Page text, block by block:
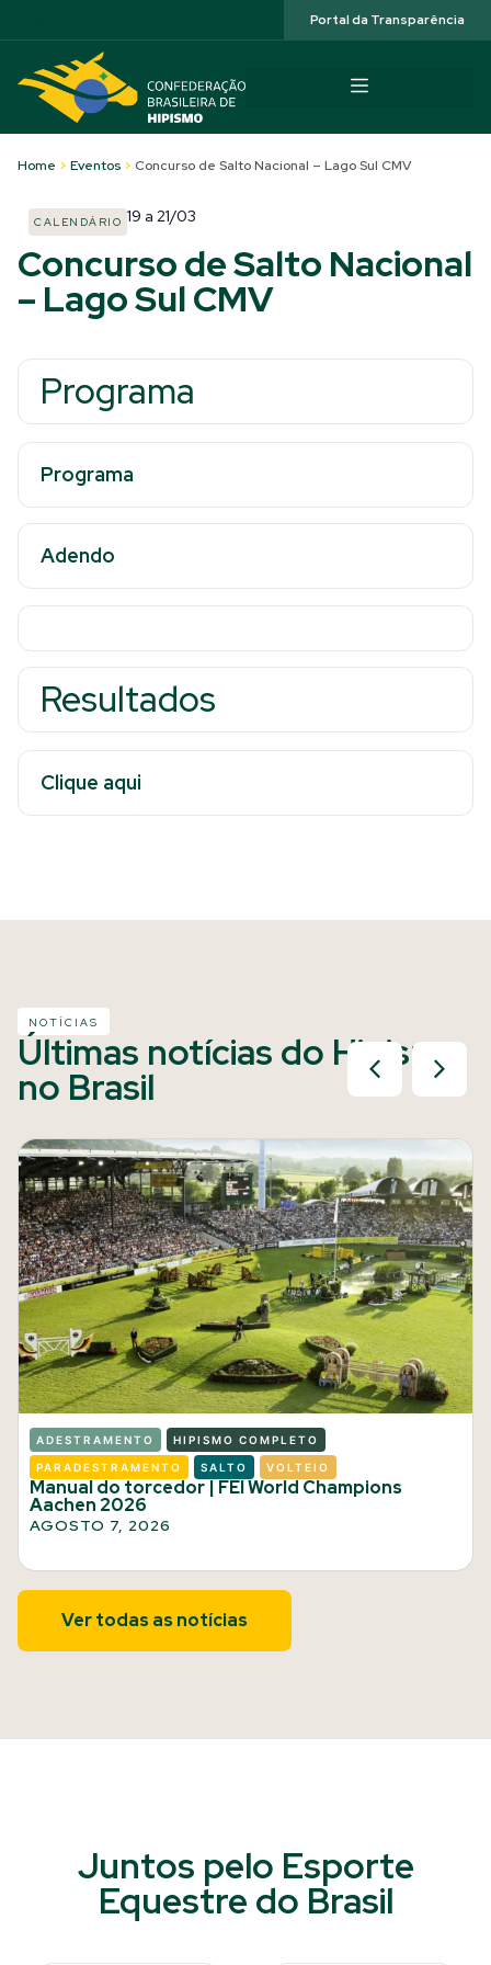
Portal da Transparência
Home > Eventos > Concurso de Salto Nacional – Lago Sul CMV
CALENDÁRIO 19 a 21/03
Concurso de Salto Nacional
– Lago Sul CMV
Programa
Programa
Adendo
Resultados
Clique aqui
NOTÍCIAS
Últimas notícias do Hipismo
no Brasil
ADESTRAMENTO HIPISMO COMPLETO
PARADESTRAMENTO SALTO VOLTEIO
Manual do torcedor | FEI World Champions
Aachen 2026
AGOSTO 7, 2026
Ver todas as notícias
Juntos pelo Esporte
Equestre do Brasil​